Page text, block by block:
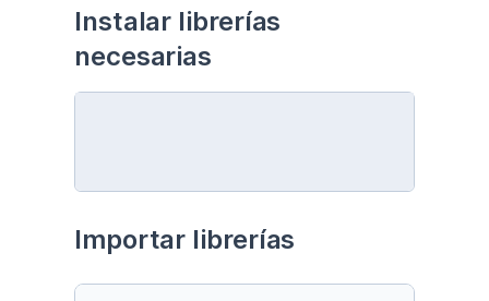
Instalar librerías
necesarias
Importar librerías